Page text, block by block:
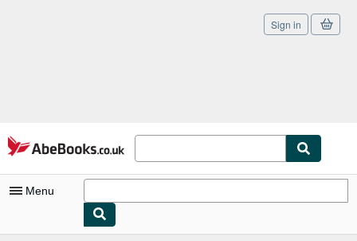
Skip to main content
AbeBooks.co.uk
Sign in
Menu